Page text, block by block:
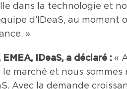
dans la technologie et
d’IDeaS, au moment
»
IDeaS, a déclaré : «
marché et nous sommes
Avec la demande